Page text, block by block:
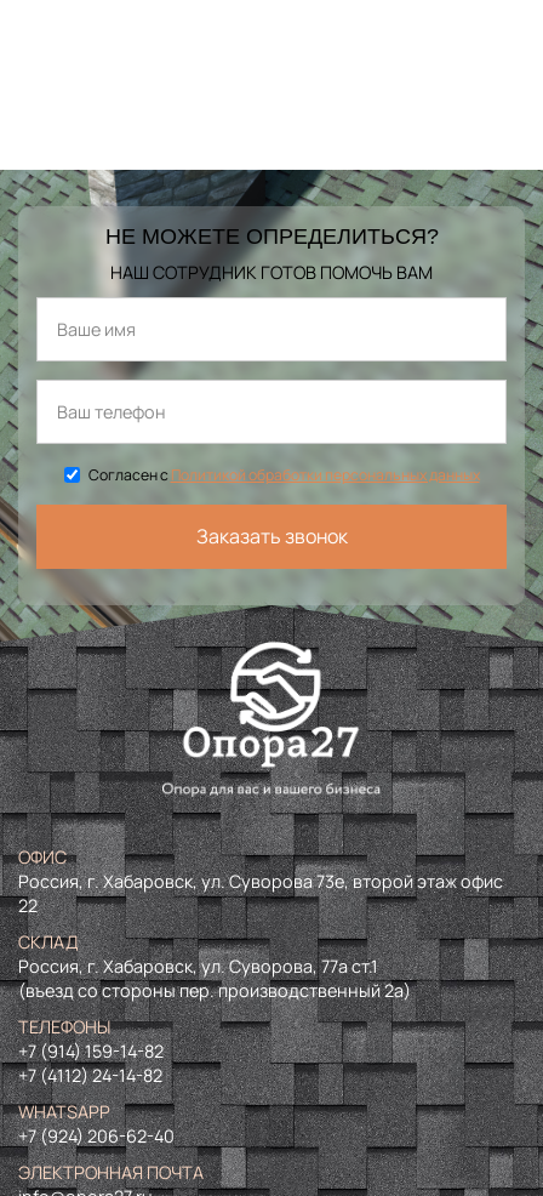
НЕ МОЖЕТЕ ОПРЕДЕЛИТЬСЯ?
НАШ СОТРУДНИК ГОТОВ ПОМОЧЬ ВАМ
Согласен сПолитикой обработки персональных данных
Заказать звонок
ОФИС
Россия, г. Хабаровск, ул. Суворова 73е, второй этаж офис
22
СКЛАД
Россия, г. Хабаровск, ул. Суворова, 77а ст.1
(въезд со стороны пер. производственный 2а)
ТЕЛЕФОНЫ
+7 (914) 159-14-82
+7 (4112) 24-14-82
WHATSAPP
+7 (924) 206-62-40
ЭЛЕКТРОННАЯ ПОЧТА